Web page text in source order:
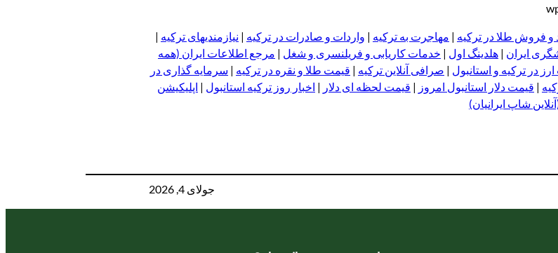
و فروش طلا در ترکیه | مهاجرت به ترکیه | واردات و صادرات در ترکیه | نیازمندیهای ترکیه |
ایران | هلدینگ اول | خدمات کاریابی و فریلنسری و شغل | مرجع اطلاعات ایران (همه
در ترکیه و استانبول | صرافی آنلاین ترکیه | قیمت طلا و نقره در ترکیه | سرمایه گذاری در
| قیمت دلار استانبول امروز | قیمت لحظه ای دلار | اخبار روز ترکیه استانبول | اپلیکیشن
شاپ ایرانیان)
جولای 4, 2026